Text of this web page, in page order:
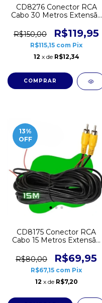
CD8276 Conector RCA
Cabo 30 Metros Extensão
R$150,00
R$119,95
R$115,15 com Pix
12 x de R$12,34
13%
OFF
CD8175 Conector RCA
Cabo 15 Metros Extensão
R$80,00
R$69,95
R$67,15 com Pix
12 x de R$7,20